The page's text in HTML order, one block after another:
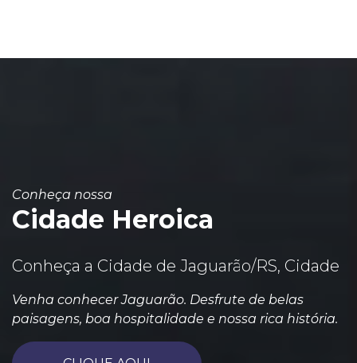
Conheça nossa
Cidade Heroica
Conheça a Cidade de Jaguarão/RS, Cidade
Venha conhecer Jaguarão. Desfrute de belas
paisagens, boa hospitalidade e nossa rica história.